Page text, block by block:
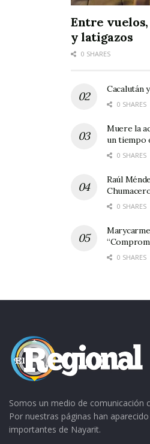
Entre
y latigazos
0 SHARES
Cacalután
0 SHARES
Muere la
un tiempo
0 SHARES
Raúl
0 SHARES
0 SHARES
Somos un medio de comunicación
Por nuestras páginas han
importantes de Nayarit.